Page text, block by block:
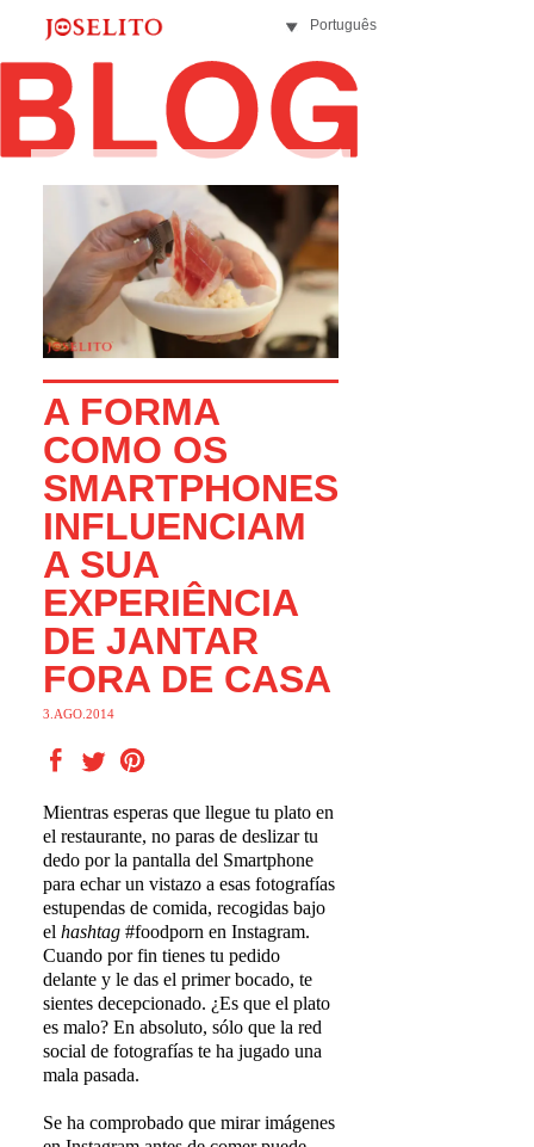
Português
A FORMA
COMO OS
SMARTPHONES
INFLUENCIAM
A SUA
EXPERIÊNCIA
DE JANTAR
FORA DE CASA
3.AGO.2014
Mientras esperas que llegue tu plato en
el restaurante, no paras de deslizar tu
dedo por la pantalla del Smartphone
para echar un vistazo a esas fotografías
estupendas de comida, recogidas bajo
elhashtag #foodporn en Instagram.
Cuando por fin tienes tu pedido
delante y le das el primer bocado, te
sientes decepcionado. ¿Es que el plato
es malo? En absoluto, sólo que la red
social de fotografías te ha jugado una
mala pasada.
Se ha comprobado que mirar imágenes